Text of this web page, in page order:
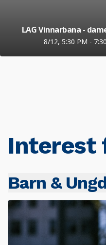
LAG Vinnarbana -
8/12, 5:30 PM -
Interest
Barn &